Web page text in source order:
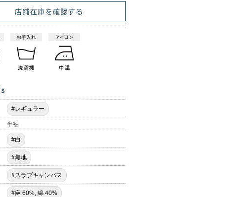
#レギュラー
半袖
#白
#無地
#スラブキャンバス
#麻 60%, 綿 40%